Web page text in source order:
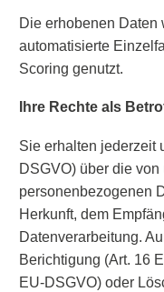
Die erhobenen Daten
automatisierte
Scoring genutzt.
Ihre Rechte als
Sie erhalten jederzeit
DSGVO) über die
personenbezogenen
Herkunft, dem
Datenverarbeitung.
Berichtigung (Art. 16
EU-DSGVO) oder